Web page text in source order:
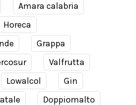
Amara calabria
Horeca
Grappa
Valfrutta
Lowalcol
Gin
Doppiomalto